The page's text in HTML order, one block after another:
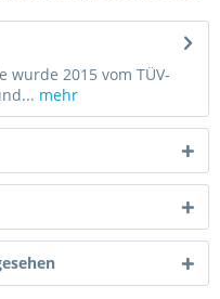
wurde 2015 vom TÜV-
mehr